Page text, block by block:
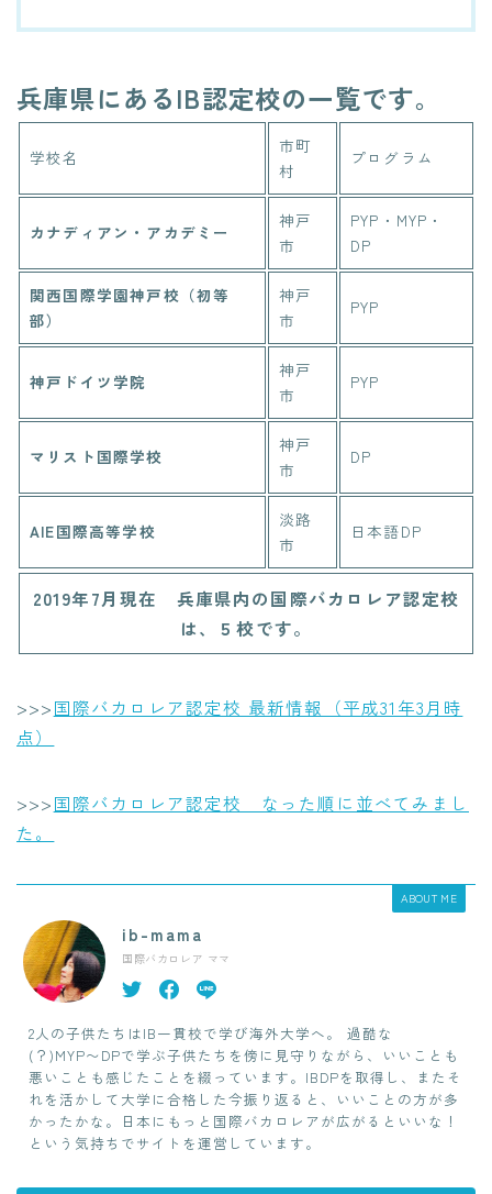
兵庫県にあるIB認定校の一覧です。
学校名
市町
村
プログラム
カナディアン・アカデミー
神戸
市
PYP・MYP・
DP
関西国際学園神戸校（初等
部）
神戸
市
PYP
神戸ドイツ学院
神戸
市
PYP
マリスト国際学校
神戸
市
DP
AIE国際高等学校
淡路
市
日本語DP
2019年7月現在 兵庫県内の国際バカロレア認定校
は、５校です。
>>>国際バカロレア認定校 最新情報（平成31年3月時
点）
>>>国際バカロレア認定校 なった順に並べてみまし
た。
ABOUT ME
ib-mama
国際バカロレア ママ
2人の子供たちはIB一貫校で学び海外大学へ。 過酷な
(？)MYP〜DPで学ぶ子供たちを傍に見守りながら、いいことも
悪いことも感じたことを綴っています。IBDPを取得し、またそ
れを活かして大学に合格した今振り返ると、いいことの方が多
かったかな。日本にもっと国際バカロレアが広がるといいな！
という気持ちでサイトを運営しています。